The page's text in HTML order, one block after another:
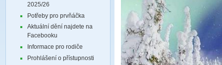
2025/26
Potřeby pro prvňáčka
Aktuální dění najdete na
Facebooku
Informace pro rodiče
Prohlášení o přístupnosti